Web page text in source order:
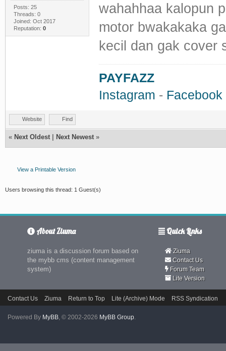
Posts: 25
Threads: 0
Joined: Oct 2017
Reputation: 0
wahahhaa kalopun
motor bwakakaka
kecil dan gak cover
PAYFAZZ
Instagram - Facebook
Website Find
« Next Oldest Next Newest »
View a Printable Version
Users browsing this thread: 1 Guest(s)
About Ziuma
ziuma is a discussion forum based on
the mybb cms (content management
system)
Quick Links
Ziuma
Contact Us
Forum Team
Lite Version
Contact Us Ziuma Return to Top Lite (Archive) Mode RSS Syndication
Powered By MyBB , © 2002-2026 MyBB Group